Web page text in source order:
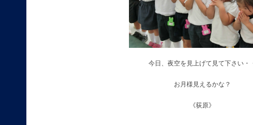
今日、夜空を見上げて見て下さい
お月様見えるかな？
《荻原》